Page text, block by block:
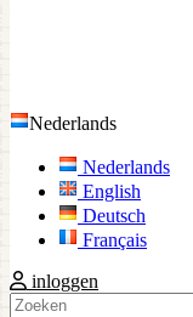
Nederlands
Nederlands
English
Deutsch
Français
inloggen